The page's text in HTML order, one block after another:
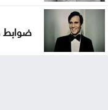
ضوابط